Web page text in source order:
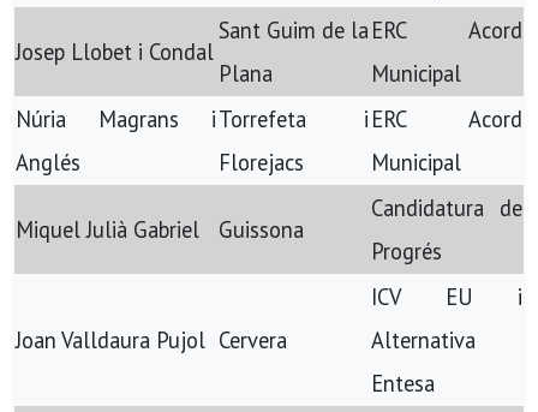
Josep Llobet i Condal
Sant Guim de la
Plana
ERC Acord
Municipal
Núria Magrans i
Anglés
Torrefeta i
Florejacs
ERC Acord
Municipal
Miquel Julià Gabriel Guissona
Candidatura de
Progrés
Joan Valldaura Pujol Cervera
ICV EU i
Alternativa
Entesa